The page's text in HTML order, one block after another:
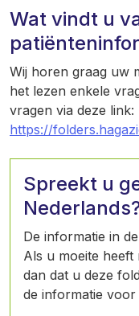
Wat vindt u
Wij horen graag uw
het lezen enkele
vragen via deze link:
https://
Spreekt u
De informatie in
Als u moeite heeft
dan dat u deze
de informatie